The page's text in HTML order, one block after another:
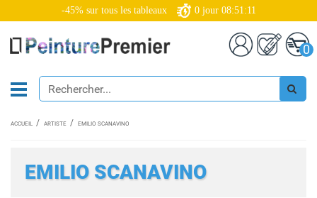
-45% sur tous les tableaux 0 jour 08:51:10
0
ACCUEIL ARTISTE EMILIO SCANAVINO
EMILIO SCANAVINO